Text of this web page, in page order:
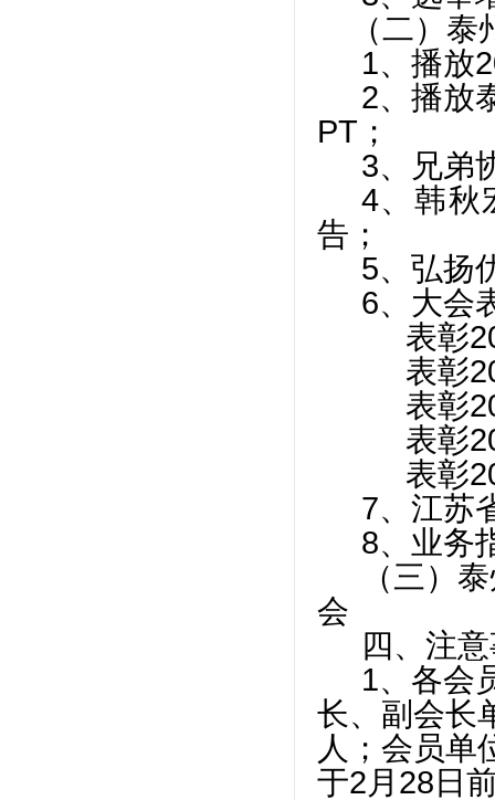
（二）
1、播放
2、播放
PT ；
3、兄弟
4、韩秋
告；
5、弘扬
6、大会
表彰
表彰
表彰
表彰
表彰
7、江苏
8、业务
（三）
会
四、注
1、各会
长、副会长
人；会员单
于2月 28 日